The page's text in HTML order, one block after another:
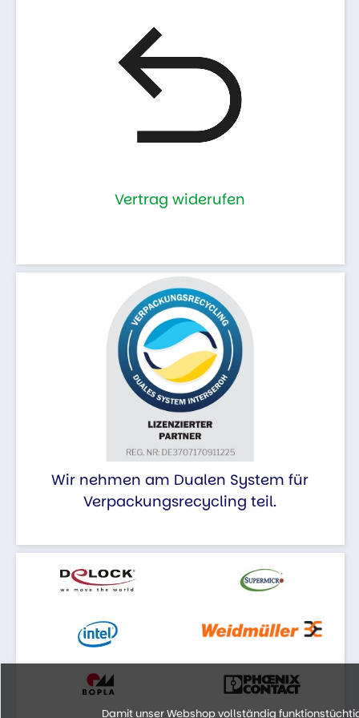
Vertrag widerufen
Wir nehmen am Dualen System für
Verpackungsrecycling teil.
Damit unser Webshop vollständig